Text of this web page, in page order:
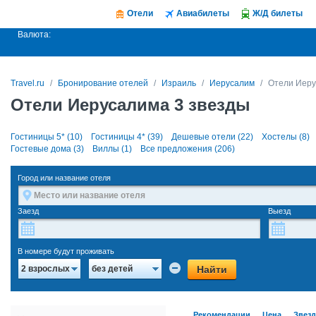
Отели Авиабилеты Ж/Д билеты
Валюта:
Travel.ru Бронирование отелей Израиль Иерусалим Отели
Отели Иерусалима 3 звезды
Гостиницы 5* (10) Гостиницы 4* (39) Дешевые отели (22)
Хостелы (8)
Гостевые дома (3)
Виллы (1) Все предложения (206)
Город или название отеля
Заезд Выезд
В номере будут проживать
2 взрослых без детей Найти